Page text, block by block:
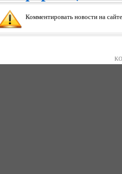
Комментировать новости на